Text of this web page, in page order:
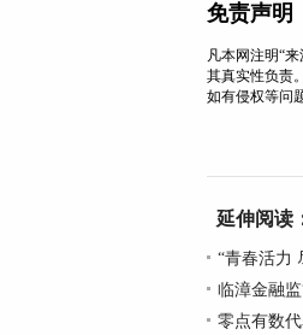
免责声明
凡本网注明“
其真实性负责。
如有侵权等问
延伸阅读
“青春活力
临漳金融
零点有数